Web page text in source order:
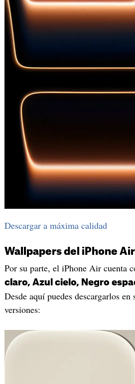
Descargar a máxima calidad
Wallpapers del iPhone Air
Por su parte, el iPhone Air cuenta
claro, Azul cielo, Negro
Desde aquí puedes descargarlos en
versiones: